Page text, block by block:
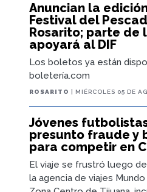
Anuncian la
Festival del
Rosarito; parte de
apoyará al DIF
Los boletos ya están
boletería.com
ROSARITO | MIÉRCOLES 05 DE
Jóvenes
presunto fraude y
para competir en
El viaje se frustró luego
la agencia de viajes